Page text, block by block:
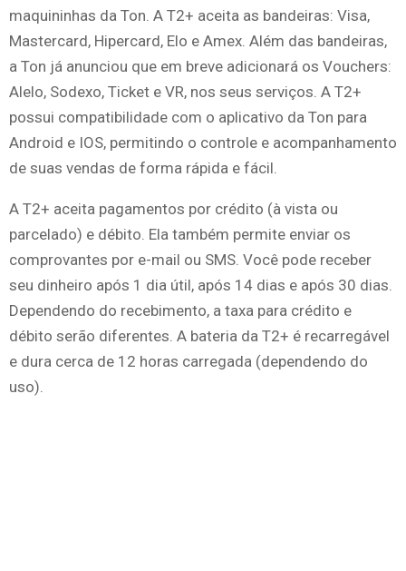
maquininhas da Ton. A T2+ aceita as bandeiras: Visa,
Mastercard, Hipercard, Elo e Amex. Além das bandeiras,
a Ton já anunciou que em breve adicionará os Vouchers:
Alelo, Sodexo, Ticket e VR, nos seus serviços. A T2+
possui compatibilidade com o aplicativo da Ton para
Android e IOS, permitindo o controle e acompanhamento
de suas vendas de forma rápida e fácil.
A T2+ aceita pagamentos por crédito (à vista ou
parcelado) e débito. Ela também permite enviar os
comprovantes por e-mail ou SMS. Você pode receber
seu dinheiro após 1 dia útil, após 14 dias e após 30 dias.
Dependendo do recebimento, a taxa para crédito e
débito serão diferentes. A bateria da T2+ é recarregável
e dura cerca de 12 horas carregada (dependendo do
uso).